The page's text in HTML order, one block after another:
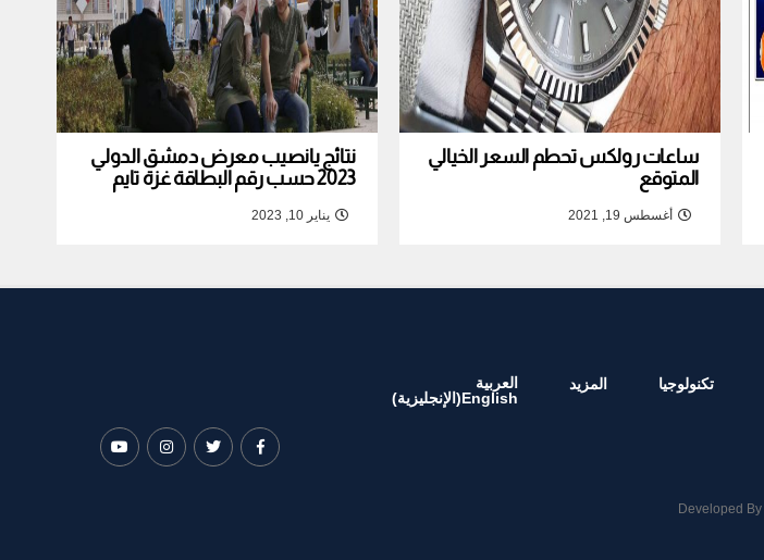
ساعات رولكس تحطم السعر الخيالي
المتوقع
أغسطس 19, 2021
نتائج يانصيب معرض دمشق الدولي
2023 حسب رقم البطاقة غزة تايم
يناير 10, 2023
تكنولوجيا المزيد
العربية
English
( الإنجليزية)
Developed By